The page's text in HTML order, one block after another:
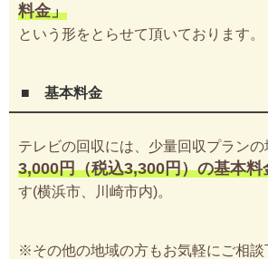
料金」
という形をとらせて頂いております。
■ 基本料金
テレビの回収には、少量回収プランの
3,000円（税込3,300円）の基本料
す(横浜市、川崎市内)。
※その他の地域の方もお気軽にご相談